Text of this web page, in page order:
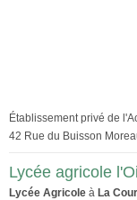
Établissement privé de
42 Rue du Buisson
Lycée agricole
Lycée Agricole à La